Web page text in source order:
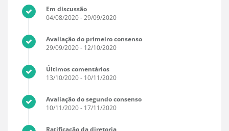
Em discussão
04/08/2020- 29/09/2020
Avaliação do primeiro consenso
29/09/2020- 12/10/2020
Últimos comentários
13/10/2020- 10/11/2020
Avaliação do segundo consenso
10/11/2020- 17/11/2020
Ratificação da diretoria